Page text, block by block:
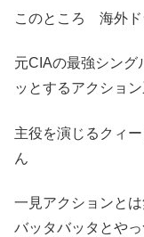
このところ 海外ド
元CIAの最強シング
ッとするアクショ
主役を演じるクィ
ん
一見アクションと
バッタバッタとや